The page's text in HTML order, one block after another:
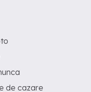
de cazare